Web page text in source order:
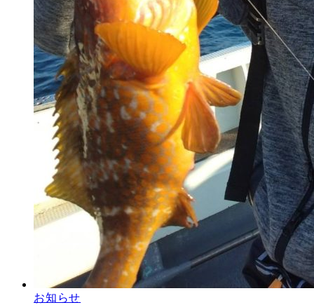
お知らせ